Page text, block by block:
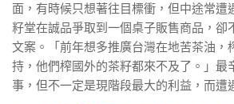
面，有時候只想著往目標衝，但中途常遭
籽堂在誠品爭取到一個桌子販售商品，卻
文案。「前年想多推廣台灣在地苦茶油，
持，他們榨國外的茶籽都來不及了。」最
事，但不一定是現階段最大的利益，而遭